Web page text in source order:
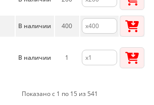
В наличии 400
В наличии 1
Показано с 1 по 15 из 541